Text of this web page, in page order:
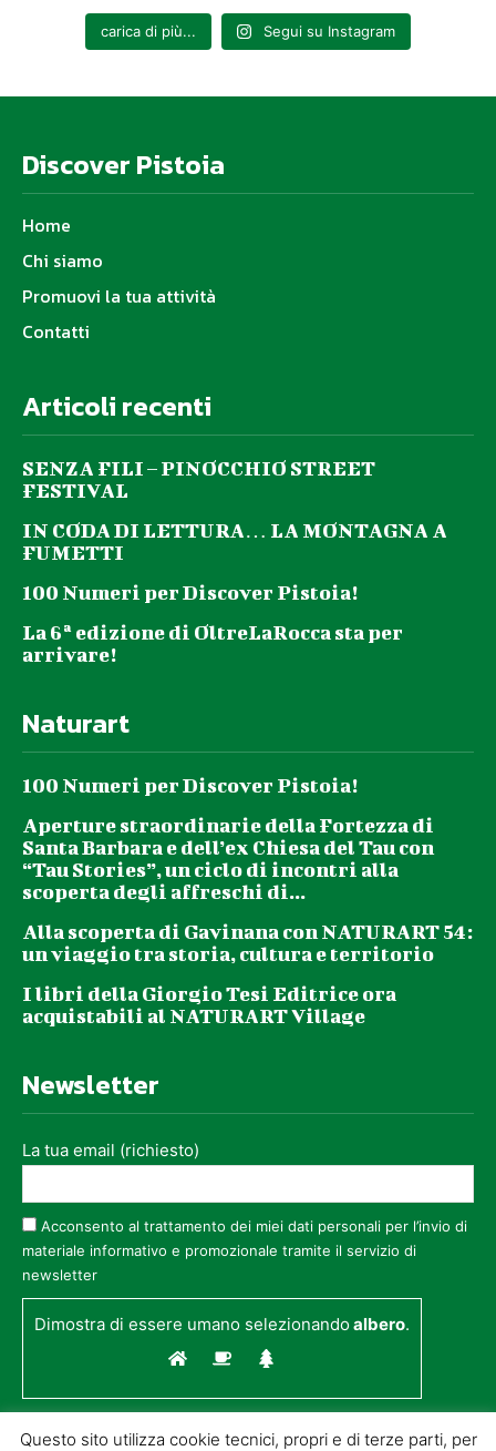
carica di più... Segui su Instagram
Discover Pistoia
Home
Chi siamo
Promuovi la tua attività
Contatti
Articoli recenti
SENZA FILI – PINOCCHIO STREET
FESTIVAL
IN CODA DI LETTURA… LA MONTAGNA A
FUMETTI
100 Numeri per Discover Pistoia!
La 6ª edizione di OltreLaRocca sta per
arrivare!
Naturart
100 Numeri per Discover Pistoia!
Aperture straordinarie della Fortezza di
Santa Barbara e dell’ex Chiesa del Tau con
“Tau Stories”, un ciclo di incontri alla
scoperta degli affreschi di...
Alla scoperta di Gavinana con NATURART 54:
un viaggio tra storia, cultura e territorio
I libri della Giorgio Tesi Editrice ora
acquistabili al NATURART Village
Newsletter
La tua email (richiesto)
Acconsento al trattamento dei miei dati personali per l’invio di
materiale informativo e promozionale tramite il servizio di
newsletter
Dimostra di essere umano selezionandoalbero.
Questo sito utilizza cookie tecnici, propri e di terze parti, per